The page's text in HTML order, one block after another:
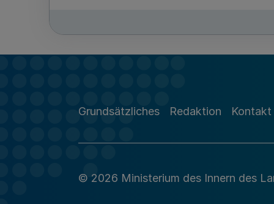
Grundsätzliches Redaktion Kontakt
© 2026 Ministerium des Innern des